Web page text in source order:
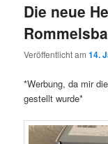
Die neue
Veröffentlicht am14.
*Werbung, da mir
gestellt wurde*